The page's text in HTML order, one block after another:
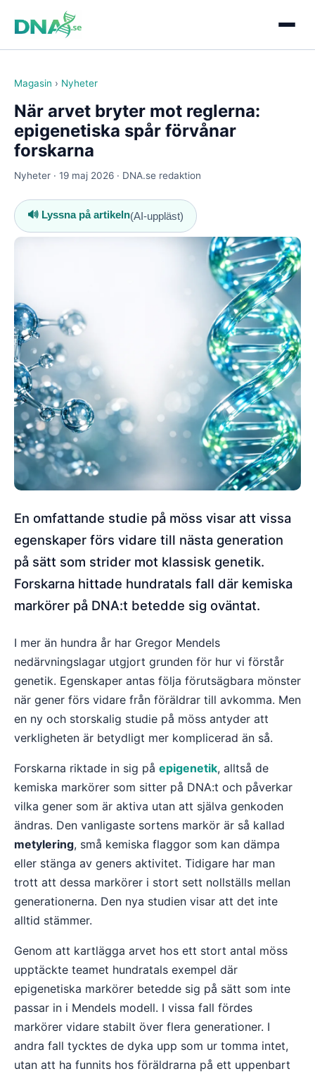
Magasin › Nyheter
När arvet bryter mot reglerna:
epigenetiska spår förvånar
forskarna
Nyheter · 19 maj 2026 · DNA.se redaktion
🔊 Lyssna på artikeln(AI-uppläst)
En omfattande studie på möss visar att vissa
egenskaper förs vidare till nästa generation
på sätt som strider mot klassisk genetik.
Forskarna hittade hundratals fall där kemiska
markörer på DNA:t betedde sig oväntat.
I mer än hundra år har Gregor Mendels
nedärvningslagar utgjort grunden för hur vi förstår
genetik. Egenskaper antas följa förutsägbara mönster
när gener förs vidare från föräldrar till avkomma. Men
en ny och storskalig studie på möss antyder att
verkligheten är betydligt mer komplicerad än så.
Forskarna riktade in sig på epigenetik, alltså de
kemiska markörer som sitter på DNA:t och påverkar
vilka gener som är aktiva utan att själva genkoden
ändras. Den vanligaste sortens markör är så kallad
metylering, små kemiska flaggor som kan dämpa
eller stänga av geners aktivitet. Tidigare har man
trott att dessa markörer i stort sett nollställs mellan
generationerna. Den nya studien visar att det inte
alltid stämmer.
Genom att kartlägga arvet hos ett stort antal möss
upptäckte teamet hundratals exempel där
epigenetiska markörer betedde sig på sätt som inte
passar in i Mendels modell. I vissa fall fördes
markörer vidare stabilt över flera generationer. I
andra fall tycktes de dyka upp som ur tomma intet,
utan att ha funnits hos föräldrarna på ett uppenbart